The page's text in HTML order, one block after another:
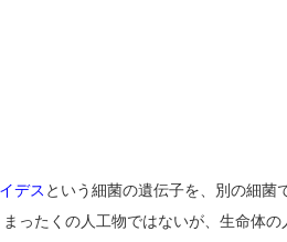
デス という細菌の遺伝子を、別の細菌
ったくの人工物ではないが、生命体